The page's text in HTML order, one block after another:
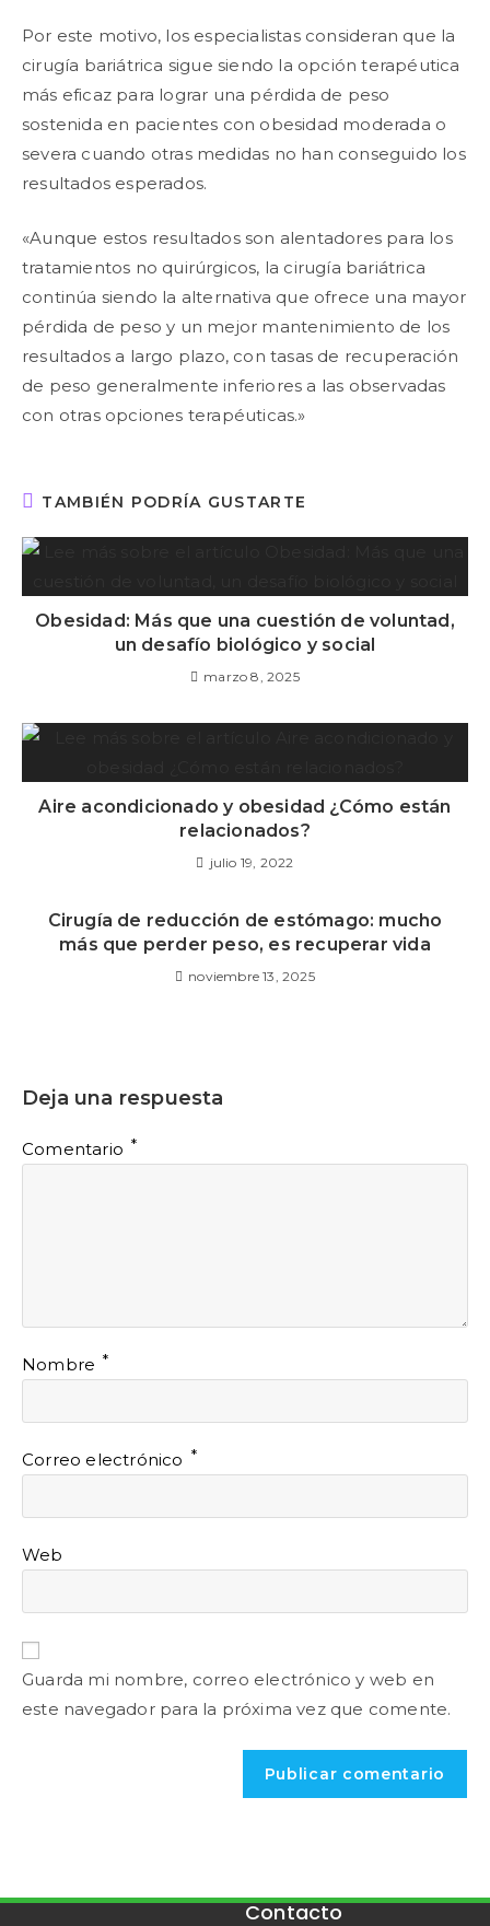
Por este motivo, los especialistas consideran que la
cirugía bariátrica sigue siendo la opción terapéutica
más eficaz para lograr una pérdida de peso
sostenida en pacientes con obesidad moderada o
severa cuando otras medidas no han conseguido los
resultados esperados.
«Aunque estos resultados son alentadores para los
tratamientos no quirúrgicos, la cirugía bariátrica
continúa siendo la alternativa que ofrece una mayor
pérdida de peso y un mejor mantenimiento de los
resultados a largo plazo, con tasas de recuperación
de peso generalmente inferiores a las observadas
con otras opciones terapéuticas.»
TAMBIÉN PODRÍA GUSTARTE
Obesidad: Más que una cuestión de voluntad,
un desafío biológico y social
marzo 8, 2025
Aire acondicionado y obesidad ¿Cómo están
relacionados?
julio 19, 2022
Cirugía de reducción de estómago: mucho
más que perder peso, es recuperar vida
noviembre 13, 2025
Deja una respuesta
Comentario *
Nombre *
Correo electrónico *
Web
Guarda mi nombre, correo electrónico y web en
este navegador para la próxima vez que comente.
Contacto